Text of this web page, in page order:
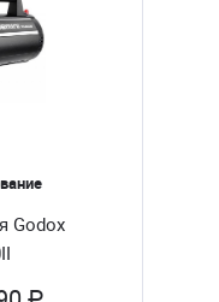
Godox